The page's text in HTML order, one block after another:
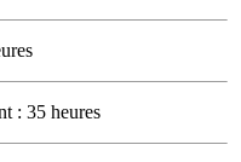
: 35 heures